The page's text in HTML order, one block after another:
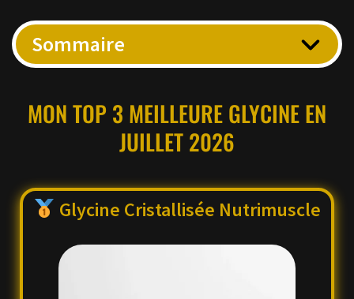
Sommaire
MON TOP 3 MEILLEURE GLYCINE EN
JUILLET 2026
Glycine Cristallisée Nutrimuscle